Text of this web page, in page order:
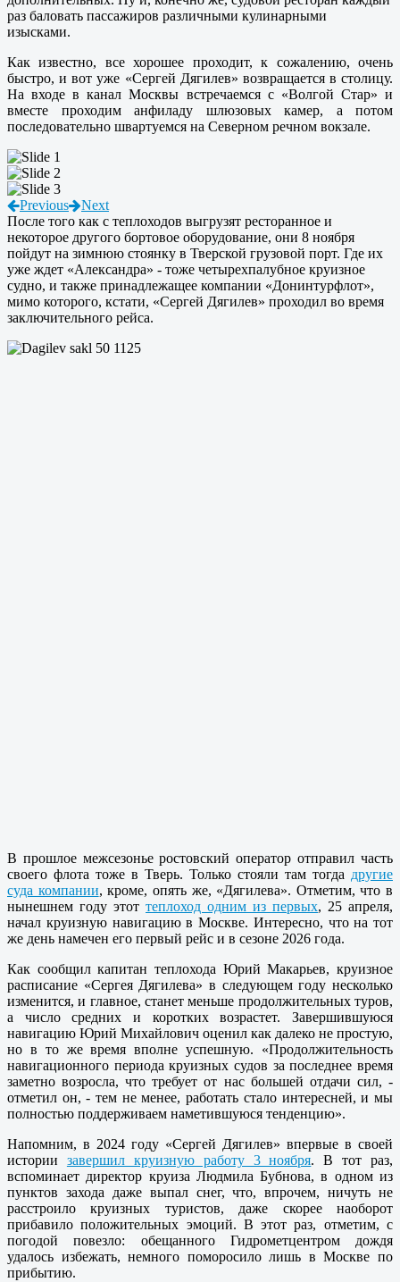
раз баловать пассажиров различными кулинарными
изысками.
Как известно, все хорошее проходит, к сожалению, очень
быстро, и вот уже «Сергей Дягилев» возвращается в столицу.
На входе в канал Москвы встречаемся с «Волгой Стар» и
вместе проходим анфиладу шлюзовых камер, а потом
последовательно швартуемся на Северном речном вокзале.
Previous
Next
После того как с теплоходов выгрузят ресторанное и
некоторое другого бортовое оборудование, они 8 ноября
пойдут на зимнюю стоянку в Тверской грузовой порт. Где их
уже ждет «Александра» - тоже четырехпалубное круизное
судно, и также принадлежащее компании «Донинтурфлот»,
мимо которого, кстати, «Сергей Дягилев» проходил во время
заключительного рейса.
В прошлое межсезонье ростовский оператор отправил часть
своего флота тоже в Тверь. Только стояли там тогда другие
суда компании, кроме, опять же, «Дягилева». Отметим, что в
нынешнем году этот теплоход одним из первых, 25 апреля,
начал круизную навигацию в Москве. Интересно, что на тот
же день намечен его первый рейс и в сезоне 2026 года.
Как сообщил капитан теплохода Юрий Макарьев, круизное
расписание «Сергея Дягилева» в следующем году несколько
изменится, и главное, станет меньше продолжительных туров,
а число средних и коротких возрастет. Завершившуюся
навигацию Юрий Михайлович оценил как далеко не простую,
но в то же время вполне успешную. «Продолжительность
навигационного периода круизных судов за последнее время
заметно возросла, что требует от нас большей отдачи сил, -
отметил он, - тем не менее, работать стало интересней, и мы
полностью поддерживаем наметившуюся тенденцию».
Напомним, в 2024 году «Сергей Дягилев» впервые в своей
истории завершил круизную работу 3 ноября. В тот раз,
вспоминает директор круиза Людмила Бубнова, в одном из
пунктов захода даже выпал снег, что, впрочем, ничуть не
расстроило круизных туристов, даже скорее наоборот
прибавило положительных эмоций. В этот раз, отметим, с
погодой повезло: обещанного Гидрометцентром дождя
удалось избежать, немного поморосило лишь в Москве по
прибытию.